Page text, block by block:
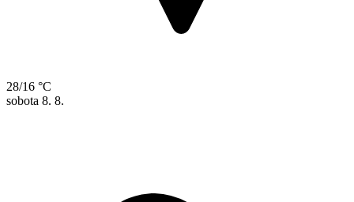
28/16 °C
sobota 8. 8.